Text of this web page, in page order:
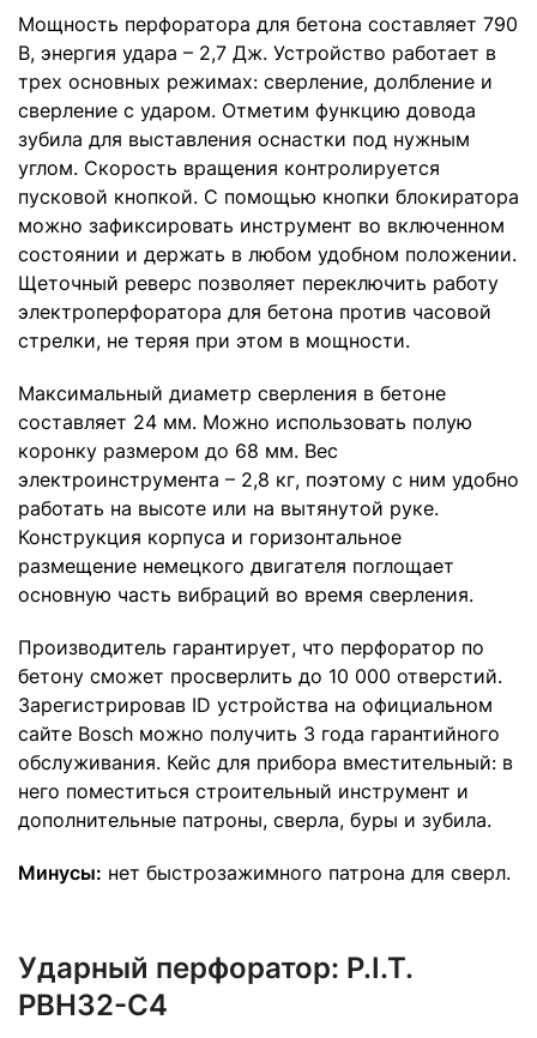
Мощность перфоратора для бетона составляет 790
В, энергия удара – 2,7 Дж. Устройство работает в
трех основных режимах: сверление, долбление и
сверление с ударом. Отметим функцию довода
зубила для выставления оснастки под нужным
углом. Скорость вращения контролируется
пусковой кнопкой. С помощью кнопки блокиратора
можно зафиксировать инструмент во включенном
состоянии и держать в любом удобном положении.
Щеточный реверс позволяет переключить работу
электроперфоратора для бетона против часовой
стрелки, не теряя при этом в мощности.
Максимальный диаметр сверления в бетоне
составляет 24 мм. Можно использовать полую
коронку размером до 68 мм. Вес
электроинструмента – 2,8 кг, поэтому с ним удобно
работать на высоте или на вытянутой руке.
Конструкция корпуса и горизонтальное
размещение немецкого двигателя поглощает
основную часть вибраций во время сверления.
Производитель гарантирует, что перфоратор по
бетону сможет просверлить до 10 000 отверстий.
Зарегистрировав ID устройства на официальном
сайте Bosch можно получить 3 года гарантийного
обслуживания. Кейс для прибора вместительный: в
него поместиться строительный инструмент и
дополнительные патроны, сверла, буры и зубила.
Минусы: нет быстрозажимного патрона для сверл.
Ударный перфоратор: P.I.T.
PBH32-C4